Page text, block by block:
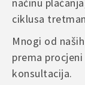
ciklusa
Mnogi od
prema
konsultacija.